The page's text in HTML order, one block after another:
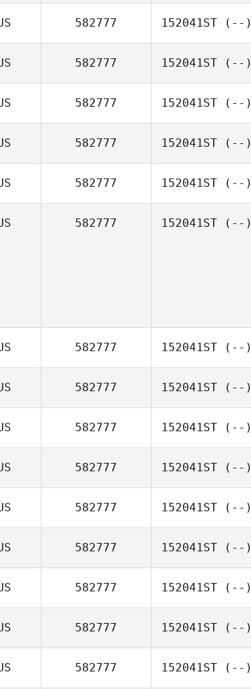
582777 152041ST(--)
582777 152041ST(--)
582777 152041ST(--)
582777 152041ST(--)
582777 152041ST(--)
582777 152041ST(--)
582777 152041ST(--)
582777 152041ST(--)
582777 152041ST(--)
582777 152041ST(--)
582777 152041ST(--)
582777 152041ST(--)
582777 152041ST(--)
582777 152041ST(--)
582777 152041ST(--)